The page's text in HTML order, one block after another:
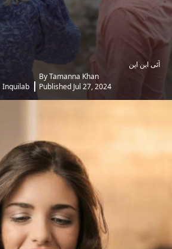
آئی این این
Inquilab
By Tamanna Khan
Published Jul 27, 2024